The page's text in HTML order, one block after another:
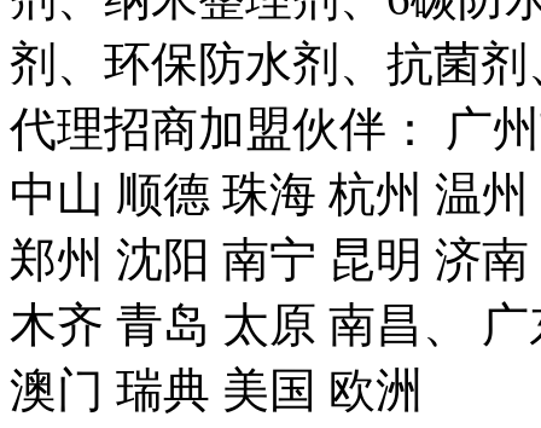
剂、环保防水剂、抗菌
代理招商加盟伙伴： 广
中山 顺德 珠海 杭州 温
郑州 沈阳 南宁 昆明 济
木齐 青岛 太原 南昌、
澳门 瑞典 美国 欧洲